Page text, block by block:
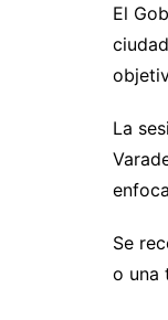
El
La
Se
o una